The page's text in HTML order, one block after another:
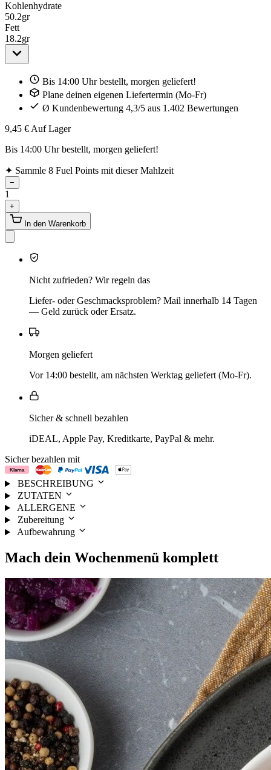
Kohlenhydrate
50.2gr
Fett
18.2gr
Bis 14:00 Uhr bestellt, morgen geliefert!
Plane deinen eigenen Liefertermin (Mo-Fr)
Ø Kundenbewertung 4,3/5 aus 1.402 Bewertungen
9,45 € Auf Lager
Bis 14:00 Uhr bestellt, morgen geliefert!
✦ Sammle 8 Fuel Points mit dieser Mahlzeit
−
1
+
In den Warenkorb
Nicht zufrieden? Wir regeln das
Liefer- oder Geschmacksproblem? Mail innerhalb 14 Tagen
— Geld zurück oder Ersatz.
Morgen geliefert
Vor 14:00 bestellt, am nächsten Werktag geliefert (Mo-Fr).
Sicher & schnell bezahlen
iDEAL, Apple Pay, Kreditkarte, PayPal & mehr.
Sicher bezahlen mit
BESCHREIBUNG
ZUTATEN
ALLERGENE
Zubereitung
Aufbewahrung
Mach dein Wochenmenü komplett